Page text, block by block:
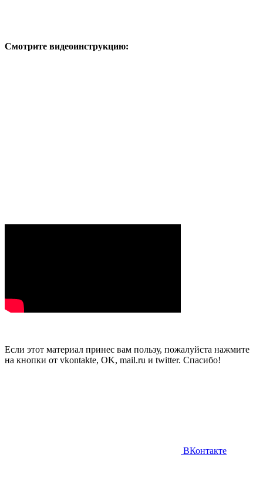
Смотрите видеоинструкцию:
Если этот материал принес вам пользу, пожалуйста нажмите
на кнопки от vkontakte, OK, mail.ru и twitter. Спасибо!
ВКонтакте